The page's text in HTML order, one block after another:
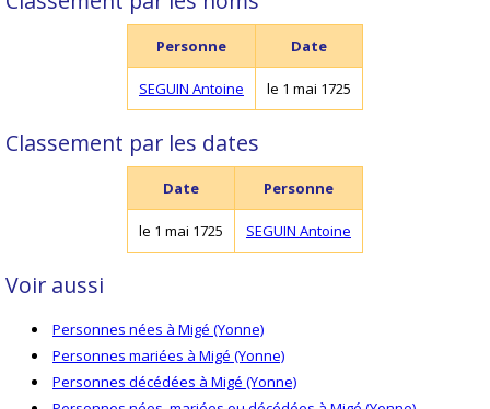
Personne Date
SEGUIN Antoine le 1 mai 1725
Classement par les dates
Date Personne
le 1 mai 1725 SEGUIN Antoine
Voir aussi
Personnes nées à Migé (Yonne)
Personnes mariées à Migé (Yonne)
Personnes décédées à Migé (Yonne)